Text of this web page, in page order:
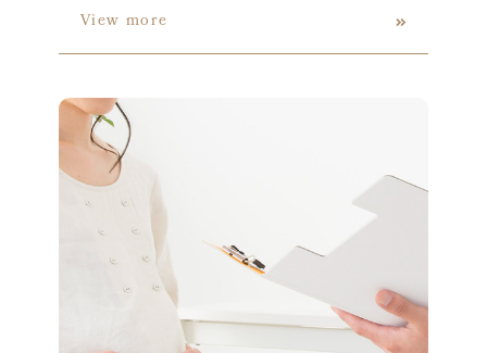
View more